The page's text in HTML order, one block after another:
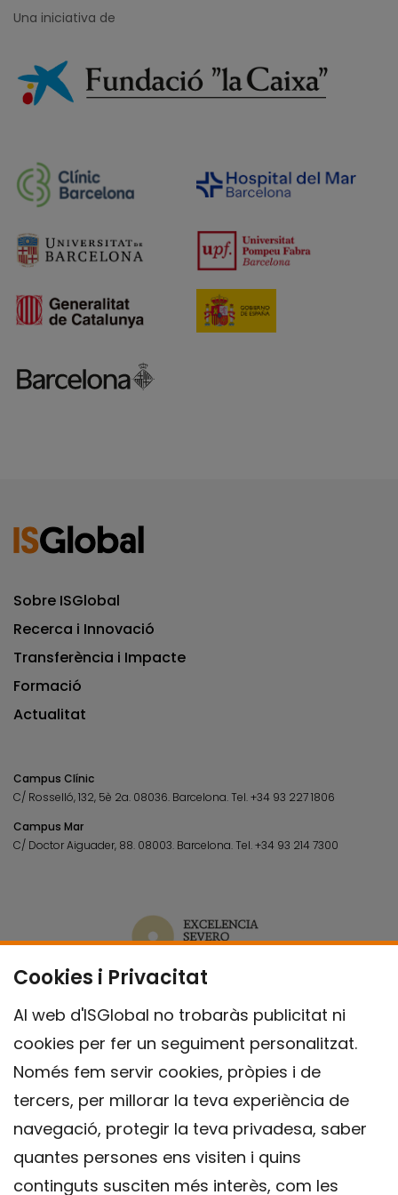
Cookies i Privacitat
Al web d'ISGlobal no trobaràs publicitat ni
cookies per fer un seguiment personalitzat.
Només fem servir cookies, pròpies i de
tercers, per millorar la teva experiència de
navegació, protegir la teva privadesa, saber
quantes persones ens visiten i quins
continguts susciten més interès, com les
Una iniciativa de
Sobre ISGlobal
Recerca i Innovació
Transferència i Impacte
Formació
Actualitat
Campus Clínic
C/ Rosselló, 132, 5è 2a. 08036. Barcelona.Tel.+34 93 227 1806
Campus Mar
C/ Doctor Aiguader, 88. 08003. Barcelona.Tel.+34 93 214 7300